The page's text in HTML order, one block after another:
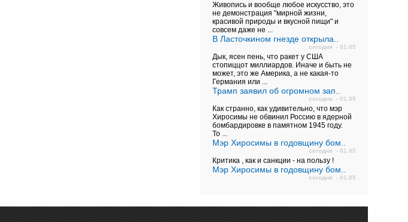
Живопись и вообще любое искусство, это
не демонстрация "мирной жизни,
красивой природы и вкусной пищи" и
совсем даже не ...
В Ласточкином гнезде открыла..
сегодня - 01.05
Дык, ясен пень, что ракет у США
стопиццот миллиардов. Иначе и быть не
может, это же Америка, а не какая-то
Германия или ...
Трамп заявил об огромном зап..
сегодня - 01.05
Как странно, как удивительно, что мэр
Хиросимы не обвинил Россию в ядерной
бомбардировке в памятном 1945 году.
То ...
Мэр Хиросимы в годовщину бом..
сегодня - 01.05
Критика , как и санкции - на пользу !
Мэр Хиросимы в годовщину бом..
сегодня - 01.05